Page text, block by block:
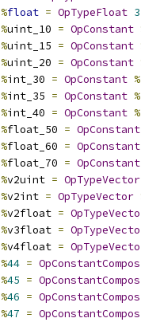
%float = OpTypeFloat
%uint_10 = OpConstant
%uint_15 = OpConstant
%uint_20 = OpConstant
%int_30 = OpConstant %
%int_35 = OpConstant %
%int_40 = OpConstant %
%float_50 = OpConstant
%float_60 = OpConstant
%float_70 = OpConstant
%v2uint = OpTypeVector
%v2int = OpTypeVector
%v2float =
%v3float =
%v4float =
%44 =
%45 =
%46 =
%47 =